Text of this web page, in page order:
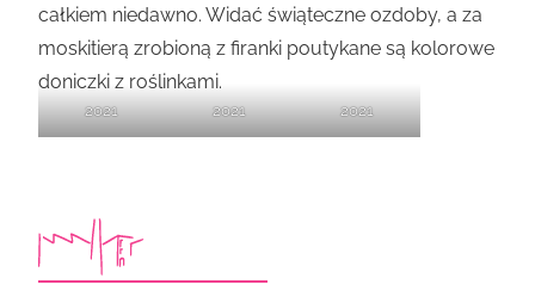
całkiem niedawno. Widać świąteczne ozdoby, a za
moskitierą zrobioną z firanki poutykane są kolorowe
doniczki z roślinkami.
2021 2021 2021